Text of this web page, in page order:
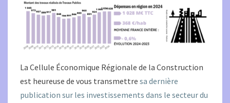
La Cellule Économique Régionale de la Construction
est heureuse de vous transmettre sa dernière
publication sur les investissements dans le secteur du